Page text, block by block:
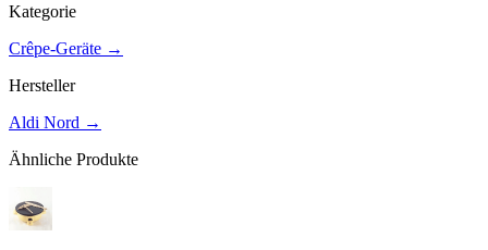
Kategorie
Crêpe-Geräte →
Hersteller
Aldi Nord →
Ähnliche Produkte